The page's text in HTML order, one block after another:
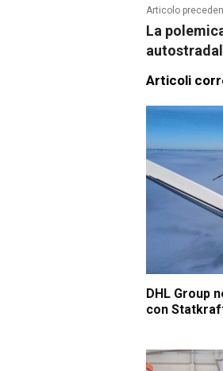
Articolo
La
Articoli
DHL Group
con